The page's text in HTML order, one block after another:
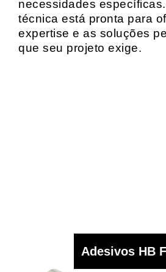
necessidades
técnica está pronta para
expertise e as soluções
que seu projeto exige.
Adesivos HB